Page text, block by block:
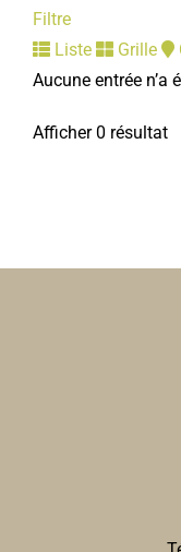
Filtre
Liste
Grille
Aucune entrée n’a
Afficher 0 résultat